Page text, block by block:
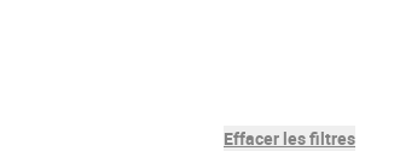
Effacer les filtres